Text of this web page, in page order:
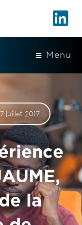
Menu
7 juillet 2017
la